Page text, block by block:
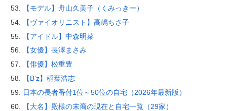
【モデル】舟山久美子（くみっきー）
【ヴァイオリニスト】高嶋ちさ子
【アイドル】中森明菜
【女優】長澤まさみ
【俳優】松重豊
【B’z】稲葉浩志
日本の長者番付1位～50位の自宅（2026年最新版）
【大名】殿様の末裔の現在と自宅一覧（29家）